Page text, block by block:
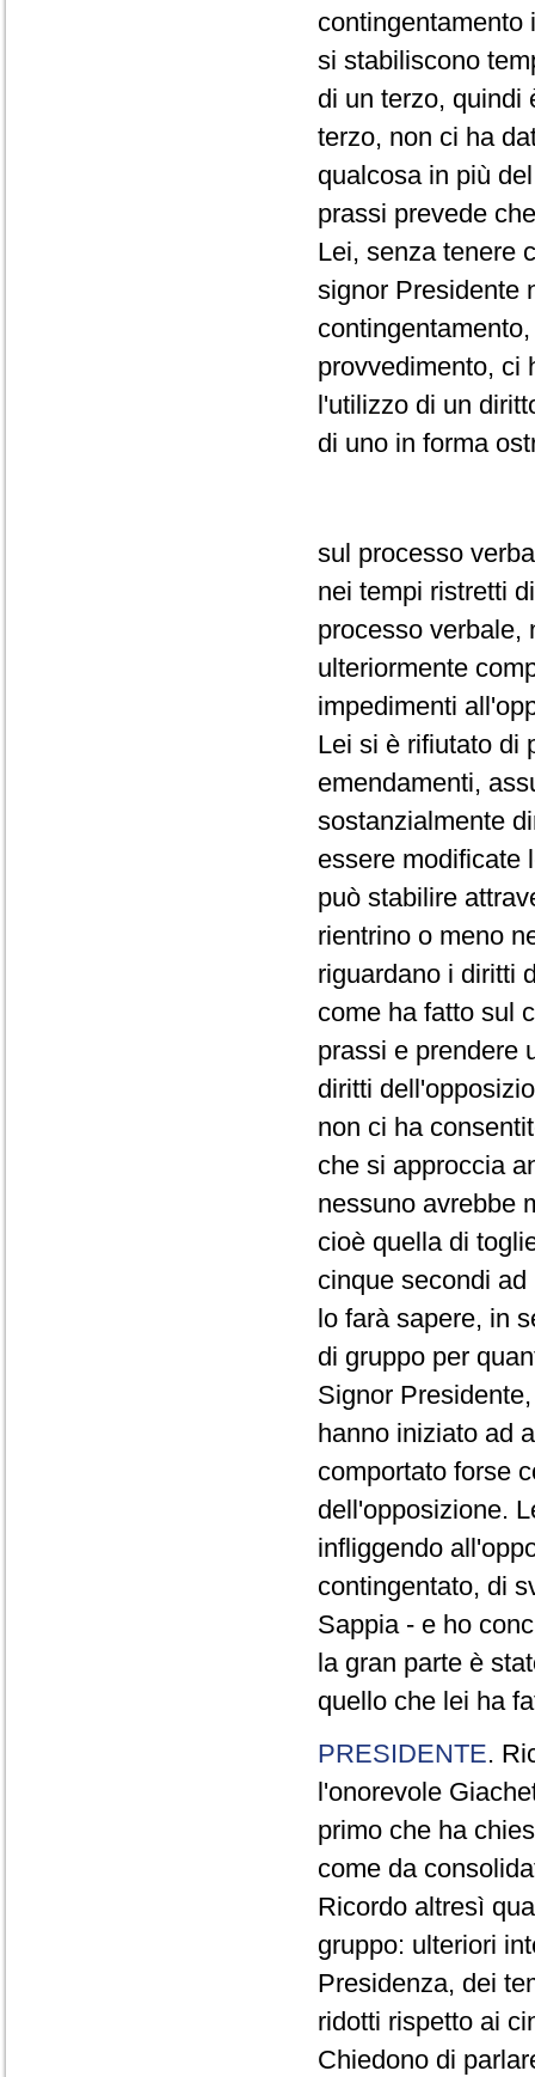
contingentamento
si stabiliscono
di un terzo, quindi
terzo, non ci ha
qualcosa in più
prassi prevede
Lei, senza tenere
signor Presidente
provvedimento, ci
l'utilizzo di un
di uno in forma
sul processo
nei tempi ristretti
processo verbale,
ulteriormente
impedimenti
Lei si è rifiutato di
emendamenti,
sostanzialmente
essere modificate
può stabilire
rientrino o meno
riguardano i diritti
come ha fatto sul
prassi e prendere
diritti
non ci ha
che si approccia
nessuno avrebbe
cioè quella di
cinque secondi
lo farà sapere, in
di gruppo per
Signor
hanno iniziato ad
comportato forse
dell'opposizione.
infliggendo
contingentato, di
Sappia - e ho
la gran parte è
quello che lei ha
PRESIDENTE.
l'onorevole
primo che ha
come da
Ricordo altresì
gruppo: ulteriori
Presidenza, dei
ridotti rispetto ai
Chiedono di